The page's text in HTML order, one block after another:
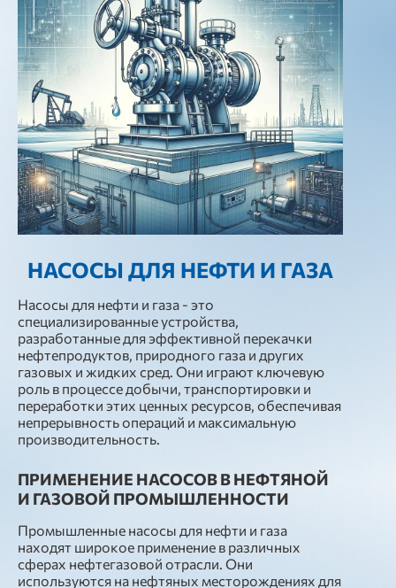
НАСОСЫ ДЛЯ НЕФТИ И ГАЗА
Насосы для нефти и газа - это
специализированные устройства,
разработанные для эффективной перекачки
нефтепродуктов, природного газа и других
газовых и жидких сред. Они играют ключевую
роль в процессе добычи, транспортировки и
переработки этих ценных ресурсов, обеспечивая
непрерывность операций и максимальную
производительность.
ПРИМЕНЕНИЕ НАСОСОВ В НЕФТЯНОЙ
И ГАЗОВОЙ ПРОМЫШЛЕННОСТИ
Промышленные насосы для нефти и газа
находят широкое применение в различных
сферах нефтегазовой отрасли. Они
используются на нефтяных месторождениях для